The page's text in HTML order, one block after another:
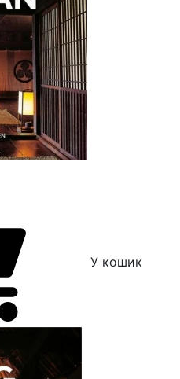
У кошик